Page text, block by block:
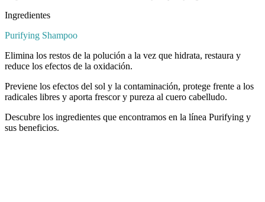
Ingredientes
Purifying Shampoo
Elimina los restos de la polución a la vez que hidrata, restaura y
reduce los efectos de la oxidación.
Previene los efectos del sol y la contaminación, protege frente a los
radicales libres y aporta frescor y pureza al cuero cabelludo.
Descubre los ingredientes que encontramos en la línea Purifying y
sus beneficios.